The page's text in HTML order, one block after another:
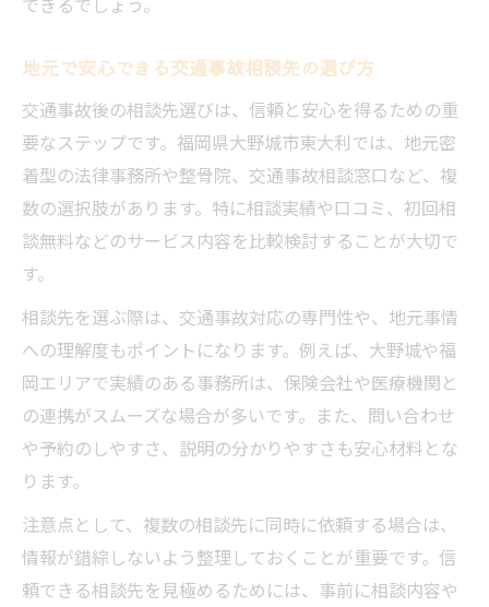
地元で安心できる交通事故相談先の選び方
交通事故後の相談先選びは、信頼と安心を得るための重
要なステップです。福岡県大野城市東大利では、地元密
着型の法律事務所や整骨院、交通事故相談窓口など、複
数の選択肢があります。特に相談実績や口コミ、初回相
談無料などのサービス内容を比較検討することが大切で
す。
相談先を選ぶ際は、交通事故対応の専門性や、地元事情
への理解度もポイントになります。例えば、大野城や福
岡エリアで実績のある事務所は、保険会社や医療機関と
の連携がスムーズな場合が多いです。また、問い合わせ
や予約のしやすさ、説明の分かりやすさも安心材料とな
ります。
注意点として、複数の相談先に同時に依頼する場合は、
情報が錯綜しないよう整理しておくことが重要です。信
頼できる相談先を見極めるためには、事前に相談内容や